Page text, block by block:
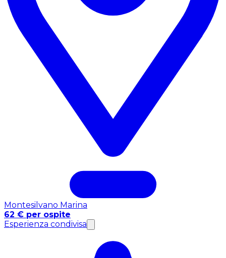
Montesilvano Marina
62 € per ospite
Esperienza condivisa